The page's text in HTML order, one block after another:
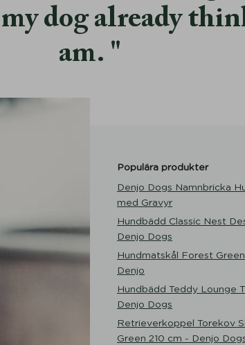
dog already
am.
Populära produkter
Denjo Dogs Namnbricka
med Gravyr
Hundbädd Classic Nest
Denjo Dogs
Hundmatskål Forest
Denjo
Hundbädd Teddy Lounge
Denjo Dogs
Retrieverkoppel Torekov
Green 210 cm - Denjo